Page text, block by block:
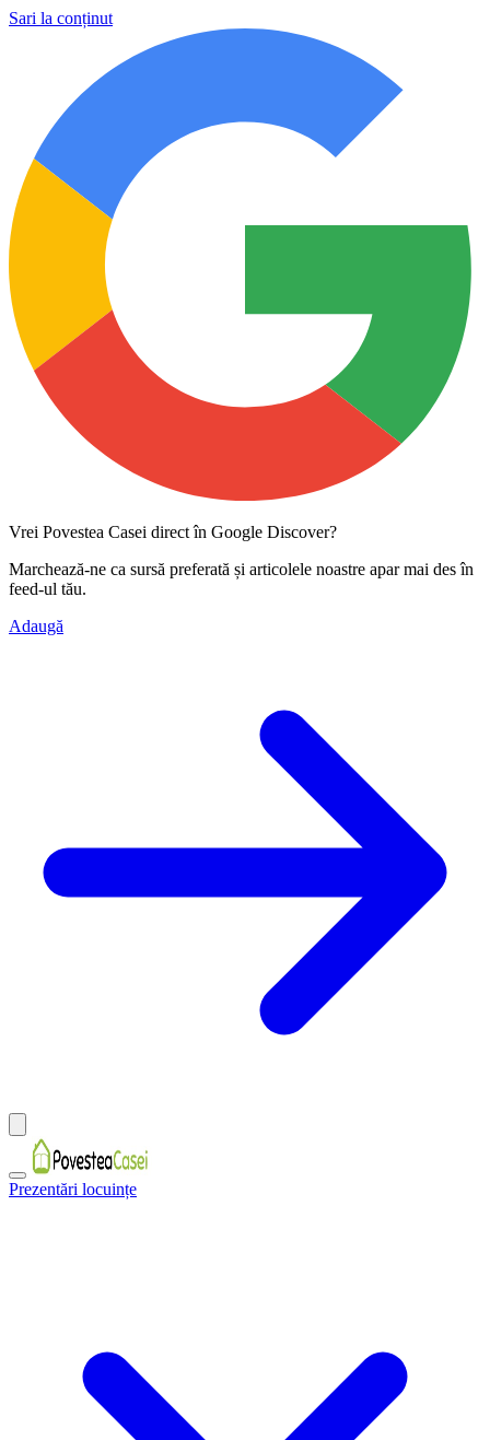
Sari la conținut
Vrei Povestea Casei direct în Google Discover?
Marchează-ne ca sursă preferată și articolele noastre apar mai des în
feed-ul tău.
Adaugă
Prezentări locuințe